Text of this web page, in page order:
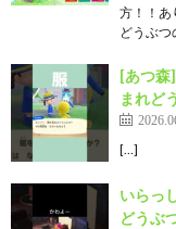
方！！あ
どうぶ
[あつ森
まれど
[…]
いらっ
どうぶ